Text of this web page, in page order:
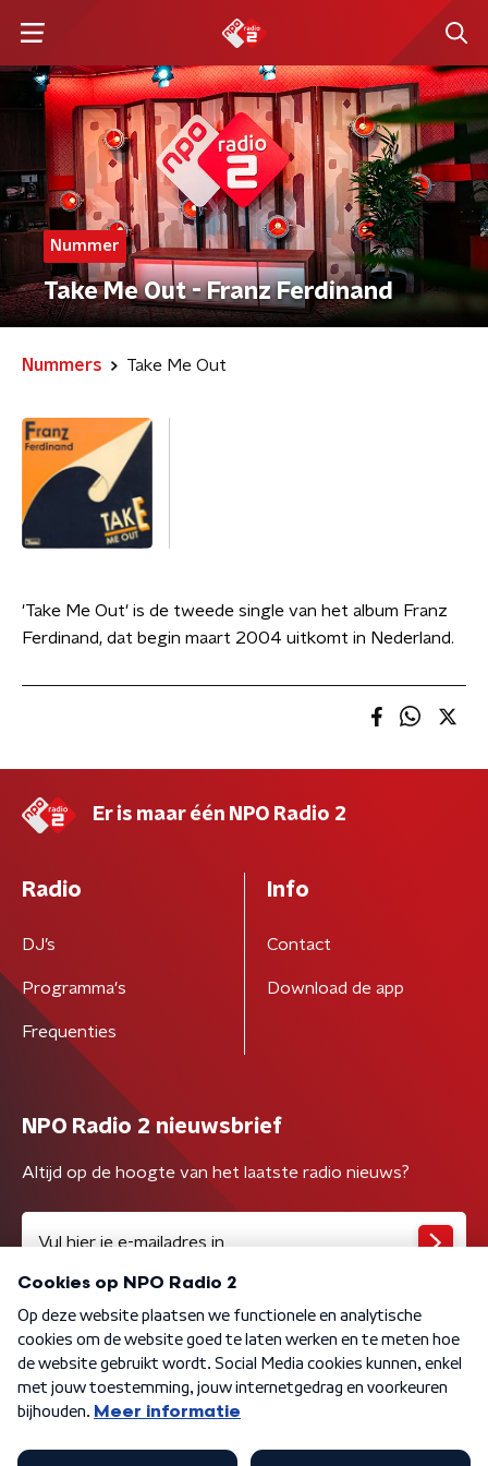
Nummer
Take Me Out - Franz Ferdinand
Nummers Take Me Out
'Take Me Out' is de tweede single van het album Franz
Ferdinand, dat begin maart 2004 uitkomt in Nederland.
Er is maar één NPO Radio 2
Radio
DJ’s
Programma's
Frequenties
Info
Contact
Download de app
NPO Radio 2 nieuwsbrief
Altijd op de hoogte van het laatste radio nieuws?
Algemene voorwaarden